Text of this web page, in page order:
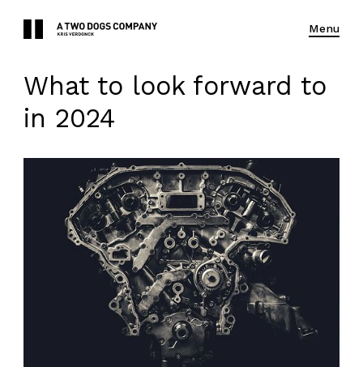
Menu
What to look forward to
in 2024